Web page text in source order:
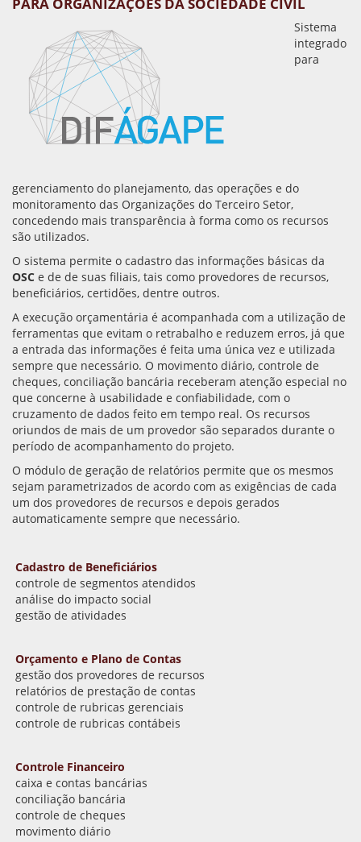
Sistema
integrado
para
gerenciamento do planejamento, das operações e do
monitoramento das Organizações do Terceiro Setor,
concedendo mais transparência à forma como os recursos
são utilizados.
O sistema permite o cadastro das informações básicas da
OSC e de de suas filiais, tais como provedores de recursos,
beneficiários, certidões, dentre outros.
A execução orçamentária é acompanhada com a utilização de
ferramentas que evitam o retrabalho e reduzem erros, já que
a entrada das informações é feita uma única vez e utilizada
sempre que necessário. O movimento diário, controle de
cheques, conciliação bancária receberam atenção especial no
que concerne à usabilidade e confiabilidade, com o
cruzamento de dados feito em tempo real. Os recursos
oriundos de mais de um provedor são separados durante o
período de acompanhamento do projeto.
O módulo de geração de relatórios permite que os mesmos
sejam parametrizados de acordo com as exigências de cada
um dos provedores de recursos e depois gerados
automaticamente sempre que necessário.
Cadastro de Beneficiários
controle de segmentos atendidos
análise do impacto social
gestão de atividades
Orçamento e Plano de Contas
gestão dos provedores de recursos
relatórios de prestação de contas
controle de rubricas gerenciais
controle de rubricas contábeis
Controle Financeiro
caixa e contas bancárias
conciliação bancária
controle de cheques
movimento diário